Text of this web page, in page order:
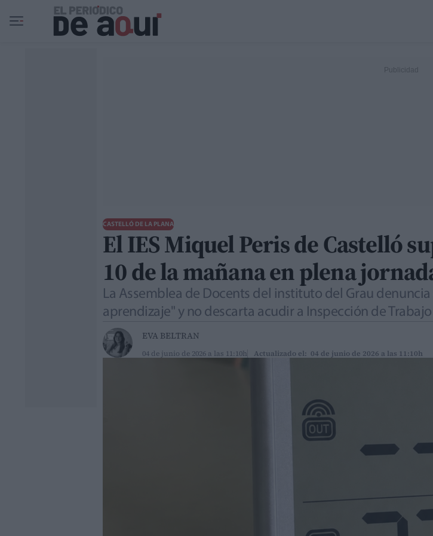
Ir al contenido principal
CASTELLÓ DE LA PLANA
El IES Miquel Peris de Castelló
10 de la mañana en plena
La Assemblea de Docents del instituto del Grau
aprendizaje" y no descarta acudir a Inspección de Trabajo
EVA BELTRAN
04 de junio de 2026 a las 11:10h Actualizado el: 04 de junio de 2026 a las 11:10h